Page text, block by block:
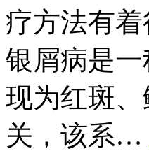
疗方法有
银屑病是
现为红斑
关，该系…